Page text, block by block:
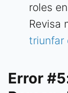
roles
Revisa
triunfar
Error